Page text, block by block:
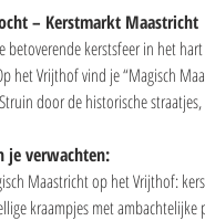
– Kerstmarkt Maastricht
betoverende kerstsfeer in het
het Vrijthof vind je “Magisch
door de historische
je verwachten:
Maastricht op het Vrijthof:
kraampjes met